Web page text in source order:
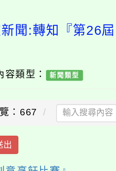
聞:轉知『第26
容類型： 新聞類型
：667
出